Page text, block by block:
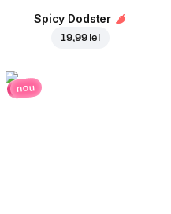
Spicy Dodster
19,99 lei
nou